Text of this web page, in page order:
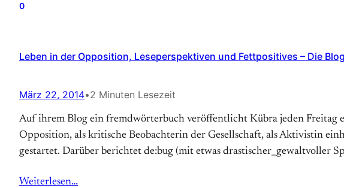
0
Leben in der Opposition, Leseperspektiven und Fettpositives – Die
März 22, 2014•2 Minuten Lesezeit
Auf ihrem Blog ein fremdwörterbuch veröffentlicht Kübra jeden Freitag
Opposition, als kritische Beobachterin der Gesellschaft, als Aktivistin
gestartet. Darüber berichtet de:bug (mit etwas drastischer_gewaltvoller
Weiterlesen…